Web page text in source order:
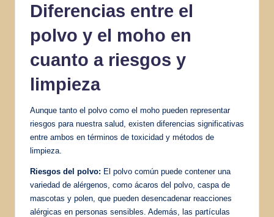
Diferencias entre el
polvo y el moho en
cuanto a riesgos y
limpieza
Aunque tanto el polvo como el moho pueden representar
riesgos para nuestra salud, existen diferencias significativas
entre ambos en términos de toxicidad y métodos de
limpieza.
Riesgos del polvo: El polvo común puede contener una
variedad de alérgenos, como ácaros del polvo, caspa de
mascotas y polen, que pueden desencadenar reacciones
alérgicas en personas sensibles. Además, las partículas